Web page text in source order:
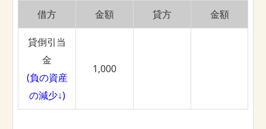
借方 金額 貸方 金額
貸倒引当
金
(負の資産
の減少↓)
1,000